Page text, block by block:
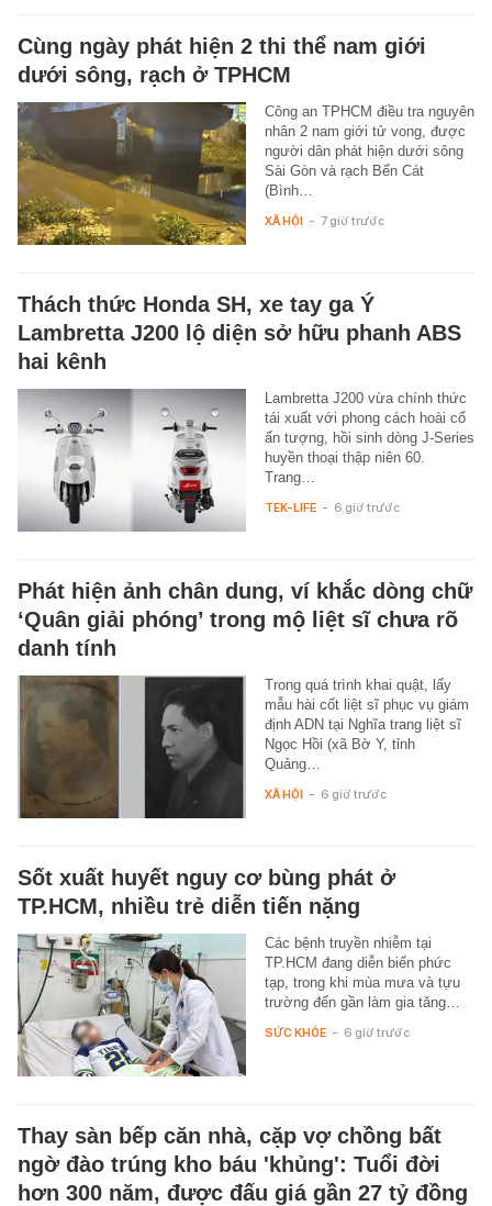
Cùng ngày phát hiện 2 thi thể nam giới
dưới sông, rạch ở TPHCM
Công an TPHCM điều tra nguyên
nhân 2 nam giới tử vong, được
người dân phát hiện dưới sông
Sài Gòn và rạch Bến Cát
(Bình…
XÃ HỘI - 7 giờ trước
Thách thức Honda SH, xe tay ga Ý
Lambretta J200 lộ diện sở hữu phanh ABS
hai kênh
Lambretta J200 vừa chính thức
tái xuất với phong cách hoài cổ
ấn tượng, hồi sinh dòng J-Series
huyền thoại thập niên 60.
Trang…
TEK-LIFE - 6 giờ trước
Phát hiện ảnh chân dung, ví khắc dòng chữ
‘Quân giải phóng’ trong mộ liệt sĩ chưa rõ
danh tính
Trong quá trình khai quật, lấy
mẫu hài cốt liệt sĩ phục vụ giám
định ADN tại Nghĩa trang liệt sĩ
Ngọc Hồi (xã Bờ Y, tỉnh
Quảng…
XÃ HỘI - 6 giờ trước
Sốt xuất huyết nguy cơ bùng phát ở
TP.HCM, nhiều trẻ diễn tiến nặng
Các bệnh truyền nhiễm tại
TP.HCM đang diễn biến phức
tạp, trong khi mùa mưa và tựu
trường đến gần làm gia tăng…
SỨC KHỎE - 6 giờ trước
Thay sàn bếp căn nhà, cặp vợ chồng bất
ngờ đào trúng kho báu 'khủng': Tuổi đời
hơn 300 năm, được đấu giá gần 27 tỷ đồng